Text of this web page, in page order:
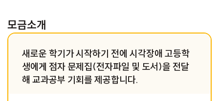
모금소개
새로운 학기가 시작하기 전에 시각장애 고등학
생에게 점자 문제집(전자파일 및 도서)을 전달
해 교과공부 기회를 제공합니다.